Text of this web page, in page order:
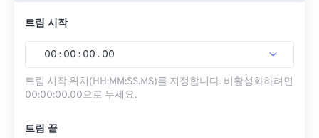
트림 시작
00 : 00 : 00 . 00
트림 시작 위치(HH:MM:SS.MS)를 지정합니다. 비활성화하려면
00:00:00.00으로 두세요.
트림 끝